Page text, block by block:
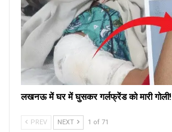
लखनऊ में घर में घुसकर गर्लफ्रेंड को मारी गोली!
PREV NEXT 1 of 71